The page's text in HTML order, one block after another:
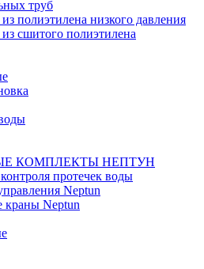
труб
полиэтилена низкого давления
сшитого полиэтилена
КОМПЛЕКТЫ НЕПТУН
протечек воды
Neptun
Neptun